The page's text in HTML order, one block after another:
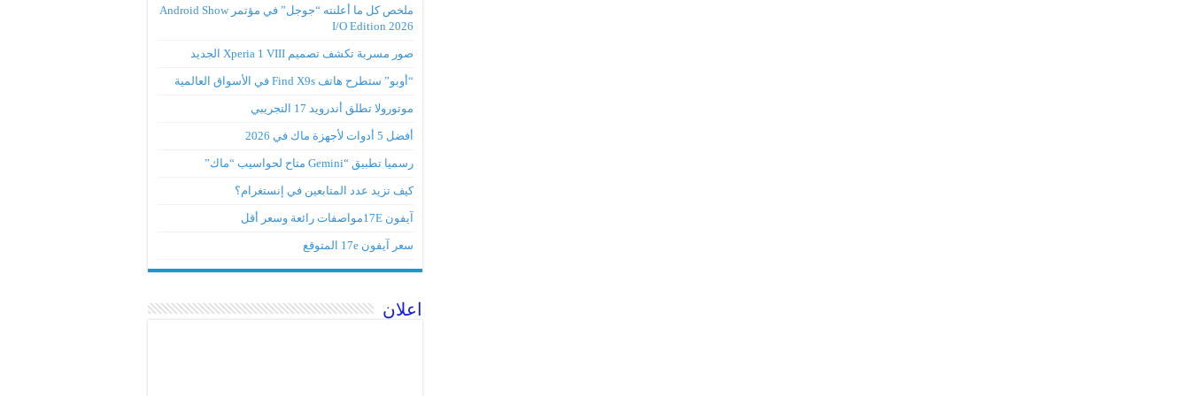
ملخص كل ما أعلنته “جوجل” في مؤتمر Android Show
I/O Edition 2026
صور مسربة تكشف تصميم Xperia 1 VIII الجديد
“أوبو” ستطرح هاتف Find X9s في الأسواق العالمية
موتورولا تطلق أندرويد 17 التجريبي
أفضل 5 أدوات لأجهزة ماك في 2026
رسميا تطبيق “Gemini متاح لحواسيب “ماك”
كيف تزيد عدد المتابعين في إنستغرام؟
آيفون 17Eمواصفات رائعة وسعر أقل
سعر آيفون 17e المتوقع
اعلان